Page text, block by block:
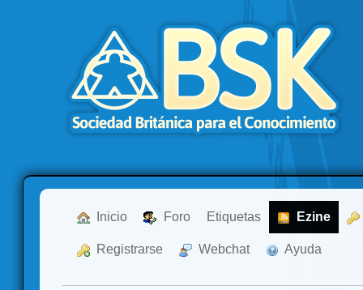
Inicio Foro Etiquetas Ezine
Registrarse Webchat Ayuda